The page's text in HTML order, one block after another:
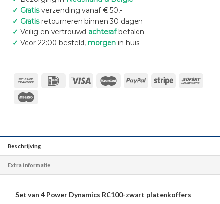
✓ Gratisverzending vanaf € 50,-
✓ Gratisretourneren binnen 30 dagen
✓ Veilig en vertrouwd achterafbetalen
✓ Voor 22:00 besteld, morgenin huis
Beschrijving
Extra informatie
Set van 4 Power Dynamics RC100-zwart platenkoffers